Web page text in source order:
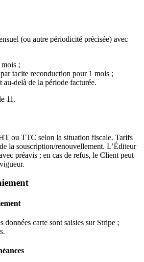
(ou autre périodicité précisée) avec
;
tacite reconduction pour 1 mois ;
au-delà de la période facturée.
11.
ou TTC selon la situation fiscale. Tarifs
la souscription/renouvellement. L’Éditeur
préavis ; en cas de refus, le Client peut
données carte sont saisies sur Stripe ;